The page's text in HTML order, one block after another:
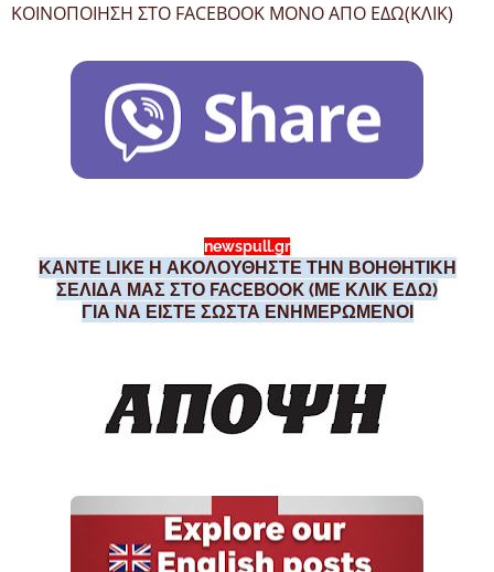
ΚΟΙΝΟΠΟΙΗΣΗ ΣΤΟ FACEBOOK ΜΟΝΟ ΑΠΟ ΕΔΩ(ΚΛΙΚ)
newspull.gr
ΚΑΝΤΕ LIKE Η ΑΚΟΛΟΥΘΗΣΤΕ ΤΗΝ ΒΟΗΘΗΤΙΚΗ
ΣΕΛΙΔΑ ΜΑΣ ΣΤΟ FACEBOOK (ΜΕ ΚΛΙΚ ΕΔΩ)
ΓΙΑ ΝΑ ΕΙΣΤΕ ΣΩΣΤΑ ΕΝΗΜΕΡΩΜΕΝΟΙ